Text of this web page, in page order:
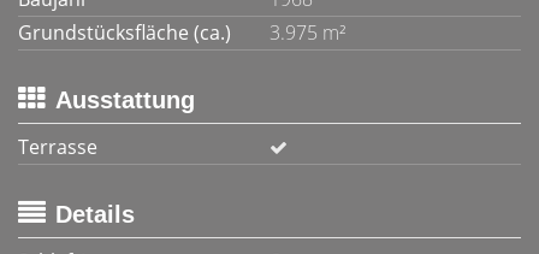
Grundstücksfläche (ca.)
3.975 m²
Ausstattung
Terrasse
Details